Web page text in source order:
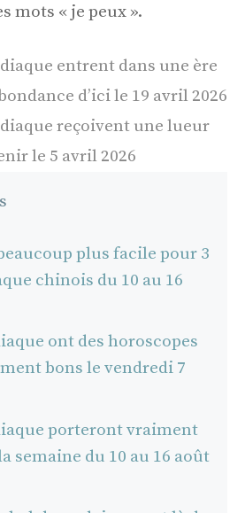
mots « je peux ».
entrent dans une ère
d’ici le 19 avril 2026
reçoivent une lueur
le 5 avril 2026
plus facile pour 3
chinois du 10 au 16
ont des horoscopes
bons le vendredi 7
porteront vraiment
semaine du 10 au 16 août